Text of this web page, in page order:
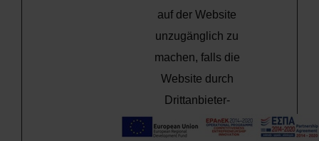
auf der Website
unzugänglich zu
machen, falls die
Website durch
Drittanbieter-
Werbung finanziert